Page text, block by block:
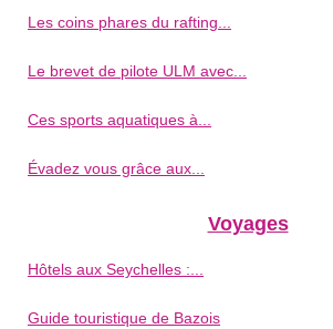
Les coins phares du rafting...
Le brevet de pilote ULM avec...
Ces sports aquatiques à...
Évadez vous grâce aux...
Voyages
Hôtels aux Seychelles :...
Guide touristique de Bazois